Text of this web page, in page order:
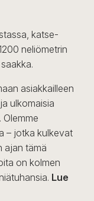
katse-
neliömetrin
asiakkailleen
ulkomaisia
– jotka kulkevat
ajan tämä
on kolmen
Lue